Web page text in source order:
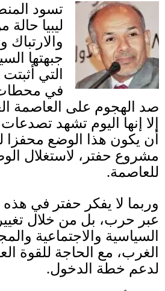
تسود
ليبيا
جبهتها
التي
في
صد الهجوم على العاصمة
إلا إنها اليوم تشهد
أن يكون هذا الوضع محفزا
مشروع حفتر، لاستغلال
للعاصمة.
وربما لا يفكر حفتر في
عبر حرب، بل من خلال
السياسية والاجتماعية
الغرب، مع الحاجة للقوة
لدعم خطة الدخول.